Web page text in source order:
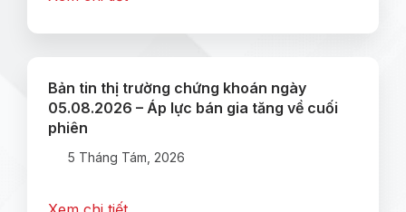
Bản tin thị trường chứng khoán ngày
05.08.2026 – Áp lực bán gia tăng về cuối
phiên
5 Tháng Tám, 2026